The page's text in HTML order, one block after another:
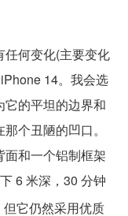
何变化(主要变化
14。我会选
的平坦的边界和
个丑陋的凹口。
和一个铝制框架
6 米深，30 分钟
但它仍然采用优质